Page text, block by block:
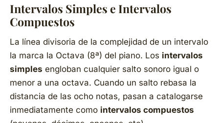
Intervalos Simples e Intervalos
Compuestos
La línea divisoria de la complejidad de un intervalo
la marca la Octava (8ª) del piano. Los intervalos
simples engloban cualquier salto sonoro igual o
menor a una octava. Cuando un salto rebasa la
distancia de las ocho notas, pasan a catalogarse
inmediatamente como intervalos compuestos